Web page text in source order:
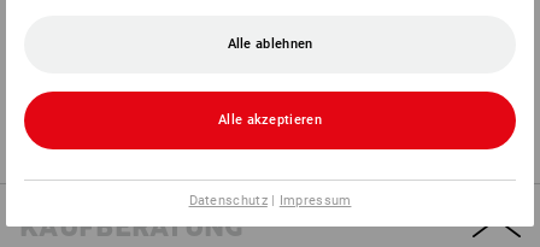
REISSEN
KAUFBERATUNG
Alle ablehnen
Alle akzeptieren
Datenschutz| Impressum